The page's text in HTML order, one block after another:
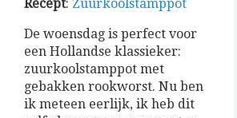
Recept: Zuurkoolstamppot
De woensdag is perfect voor
een Hollandse klassieker:
zuurkoolstamppot met
gebakken rookworst. Nu ben
ik meteen eerlijk, ik heb dit